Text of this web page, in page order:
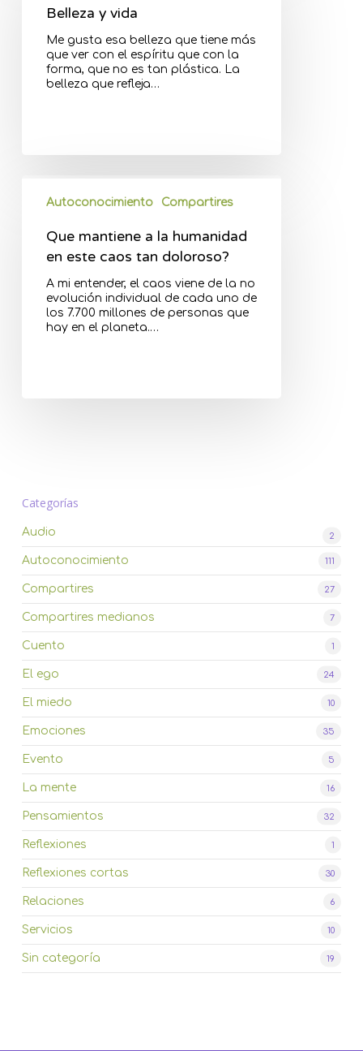
Belleza y vida
Me gusta esa belleza que tiene más
que ver con el espíritu que con la
forma, que no es tan plástica. La
belleza que refleja…
Autoconocimiento Compartires
Que mantiene a la humanidad
en este caos tan doloroso?
A mi entender, el caos viene de la no
evolución individual de cada uno de
los 7.700 millones de personas que
hay en el planeta.…
Categorías
Audio 2
Autoconocimiento 111
Compartires 27
Compartires medianos 7
Cuento 1
El ego 24
El miedo 10
Emociones 35
Evento 5
La mente 16
Pensamientos 32
Reflexiones 1
Reflexiones cortas 30
Relaciones 6
Servicios 10
Sin categoría 19